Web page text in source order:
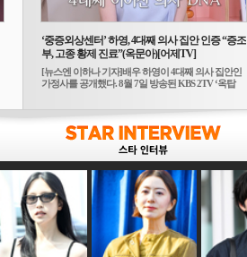
‘중증외상센터’ 하영, 4대째 의사 집안 인증 “증조
부, 고종 황제 진료”(옥문아)[어제TV]
[뉴스엔 이하나 기자]배우 하영이 4대째 의사 집안인
가정사를 공개했다. 8월 7일 방송된 KBS 2TV ‘옥탑